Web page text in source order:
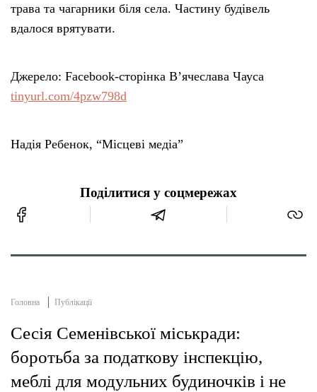
трава та чагарники біля села. Частину будівель
вдалося врятувати.
Джерело: Facebook-сторінка В’ячеслава Чауса
tinyurl.com/4pzw798d
Надія Ребенок, “Місцеві медіа”
Поділитися у соцмережах
Головна Публікації
Сесія Семенівської міськради:
боротьба за податкову інспекцію,
меблі для модульних будиночків і не